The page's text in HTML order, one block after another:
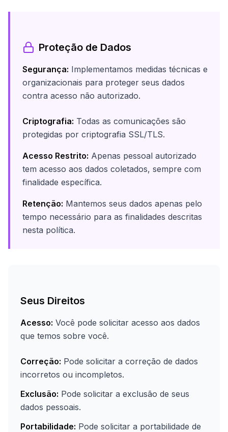
Proteção de Dados
Segurança: Implementamos medidas técnicas e
organizacionais para proteger seus dados
contra acesso não autorizado.
Criptografia: Todas as comunicações são
protegidas por criptografia SSL/TLS.
Acesso Restrito: Apenas pessoal autorizado
tem acesso aos dados coletados, sempre com
finalidade específica.
Retenção: Mantemos seus dados apenas pelo
tempo necessário para as finalidades descritas
nesta política.
Seus Direitos
Acesso: Você pode solicitar acesso aos dados
que temos sobre você.
Correção: Pode solicitar a correção de dados
incorretos ou incompletos.
Exclusão: Pode solicitar a exclusão de seus
dados pessoais.
Portabilidade: Pode solicitar a portabilidade de